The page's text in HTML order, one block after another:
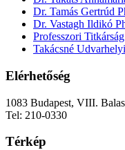
Dr. Tamás Gertrúd
Dr. Vastagh Ildikó
Professzori Titkárság
Takácsné
Elérhetőség
1083 Budapest, VIII.
Tel: 210-0330
Térkép